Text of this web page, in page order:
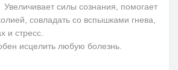
силы сознания, помогает
совладать со вспышками гнева,
и стресс.
исцелить любую болезнь.